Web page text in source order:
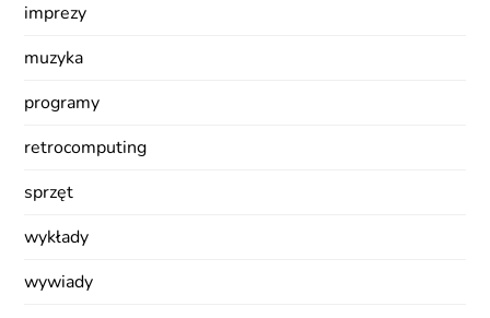
imprezy
muzyka
programy
retrocomputing
sprzęt
wykłady
wywiady